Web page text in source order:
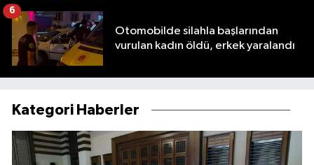
Otomobilde silahla başlarından
vurulan kadın öldü, erkek yaralandı
6
Kategori Haberler